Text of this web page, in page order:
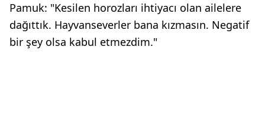
Pamuk: "Kesilen horozları ihtiyacı olan ailelere
dağıttık. Hayvanseverler bana kızmasın. Negatif
bir şey olsa kabul etmezdim."